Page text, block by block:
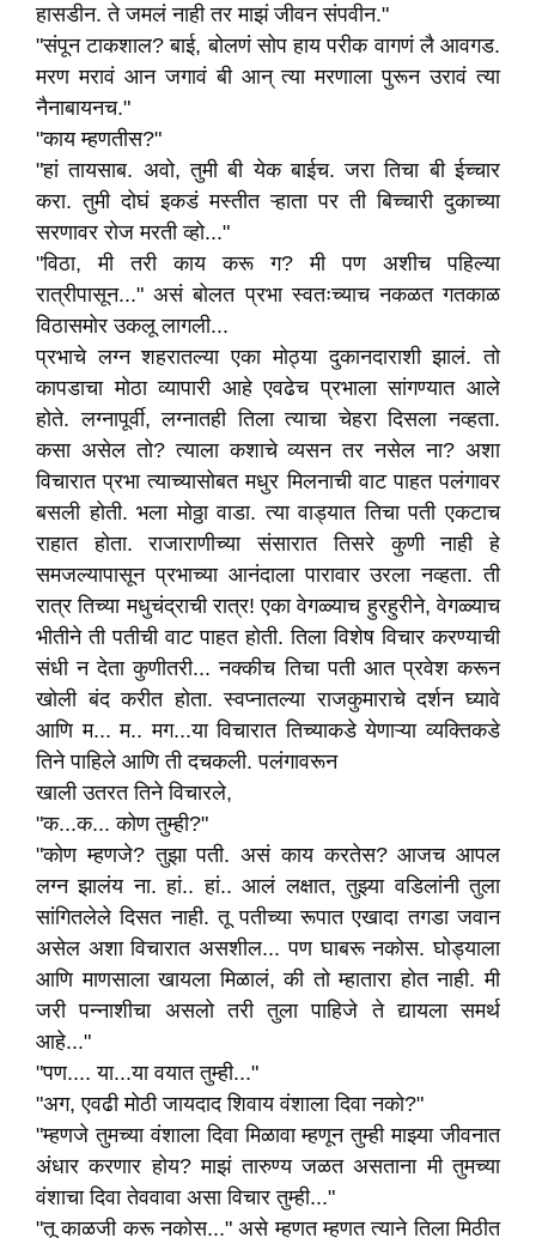
हासडीन. ते जमलं नाही तर माझं जीवन संपवीन."
"संपून टाकशाल? बाई, बोलणं सोप हाय परीक वागणं लै आवगड.
मरण मरावं आन जगावं बी आन् त्या मरणाला पुरून उरावं त्या
नैनाबायनच."
"काय म्हणतीस?"
"हां तायसाब. अवो, तुमी बी येक बाईच. जरा तिचा बी ईच्चार
करा. तुमी दोघं इकडं मस्तीत ऱ्हाता पर ती बिच्चारी दुकाच्या
सरणावर रोज मरती व्हो..."
"विठा, मी तरी काय करू ग? मी पण अशीच पहिल्या
रात्रीपासून..." असं बोलत प्रभा स्वतःच्याच नकळत गतकाळ
विठासमोर उकलू लागली...
प्रभाचे लग्न शहरातल्या एका मोठ्या दुकानदाराशी झालं. तो
कापडाचा मोठा व्यापारी आहे एवढेच प्रभाला सांगण्यात आले
होते. लग्नापूर्वी, लग्नातही तिला त्याचा चेहरा दिसला नव्हता.
कसा असेल तो? त्याला कशाचे व्यसन तर नसेल ना? अशा
विचारात प्रभा त्याच्यासोबत मधुर मिलनाची वाट पाहत पलंगावर
बसली होती. भला मोठ्ठा वाडा. त्या वाड्यात तिचा पती एकटाच
राहात होता. राजाराणीच्या संसारात तिसरे कुणी नाही हे
समजल्यापासून प्रभाच्या आनंदाला पारावार उरला नव्हता. ती
रात्र तिच्या मधुचंद्राची रात्र! एका वेगळ्याच हुरहुरीने, वेगळ्याच
भीतीने ती पतीची वाट पाहत होती. तिला विशेष विचार करण्याची
संधी न देता कुणीतरी... नक्कीच तिचा पती आत प्रवेश करून
खोली बंद करीत होता. स्वप्नातल्या राजकुमाराचे दर्शन घ्यावे
आणि म... म.. मग...या विचारात तिच्याकडे येणाऱ्या व्यक्तिकडे
तिने पाहिले आणि ती दचकली. पलंगावरून
खाली उतरत तिने विचारले,
"क...क... कोण तुम्ही?"
"कोण म्हणजे? तुझा पती. असं काय करतेस? आजच आपल
लग्न झालंय ना. हां.. हां.. आलं लक्षात, तुझ्या वडिलांनी तुला
सांगितलेले दिसत नाही. तू पतीच्या रूपात एखादा तगडा जवान
असेल अशा विचारात असशील... पण घाबरू नकोस. घोड्याला
आणि माणसाला खायला मिळालं, की तो म्हातारा होत नाही. मी
जरी पन्नाशीचा असलो तरी तुला पाहिजे ते द्यायला समर्थ
आहे..."
"पण.... या...या वयात तुम्ही..."
"अग, एवढी मोठी जायदाद शिवाय वंशाला दिवा नको?"
"म्हणजे तुमच्या वंशाला दिवा मिळावा म्हणून तुम्ही माझ्या जीवनात
अंधार करणार होय? माझं तारुण्य जळत असताना मी तुमच्या
वंशाचा दिवा तेववावा असा विचार तुम्ही..."
"तू काळजी करू नकोस..." असे म्हणत म्हणत त्याने तिला मिठीत